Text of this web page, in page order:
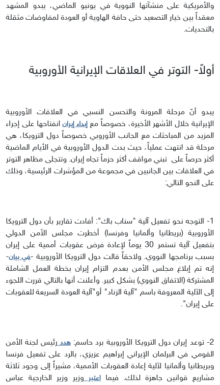
والأمريكية على منشآتها النووية في يونيو الماضي، يبدو المشهد
معقداً بين خيار التصعيد حتى حافة الهاوية أو العودة لمفاوضات مثقلة
بالتحديات.
أولاً- التوتر في العلاقات الإيرانية الأوروبية
يبدو أنّ مرحلة المرونة والتحسن النسبي في العلاقات الأوروبية
الإيرانية خلال الأشهر الأخيرة، خصوصاً مع إبداء إيرانانفتاحها على إجراء
المزيد من المباحثات مع الجانب الأوروبي خصوصاً دول الترويكا، هي
مرحلة قد انتهت عملياً، حيث بدت الدول الأوروبية في الأيام الماضية
أكثر حرصاً على تبني مواقف أكثر حزماً تجاه إيران. وتتجلى مظاهر التوتر
في العلاقات بين الجانبين في مجموعة من المؤشرات الرئيسية، وذلك
على النحو التالي:
1- التوجه نحو تفعيل آلية "سناب باك": أفادت تقارير بأن دول الترويكا
الأوروبية (بريطانيا وألمانيا وفرنسا) أخطرت مجلس الأمن الدولي
بتفعيل آلية تستمر 30 يوماً لإعادة فرض عقوبات أممية على إيران
بسبب برنامجها النووي. ولاحقاً قالت دول الترويكا الأوروبية -في بيان-
إنه تم إبلاغ مجلس الأمن بعدم التزام إيران بخطة العمل الشاملة
المشتركة (الاتفاق النووي) بشكل كبير. وأعلنت أنها بالتالي قررت اللجوء
إلى الآلية المعروفة باسم "آلية الزناد" أو"آلية العودة السريعة للعقوبات
على إيران".
2- توعد إيران دول الترويكا الأوروبية برد حاسم: هددرئيس لجنة الأمن
القومي في البرلمان الإيراني إبراهيم عزيزي، بالرد على تفعيل فرنسا
وبريطانيا وألمانيا لآلية إعادة العقوبات الأممية، مشيراً إلى وجود ثلاثة
مشاريع قوانين جاهزة لذلك. فيمااعتبروزير وزير الخارجية عباس